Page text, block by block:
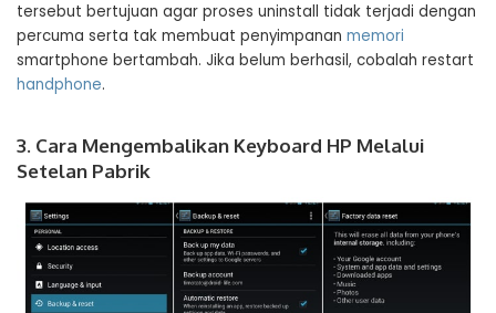
tersebut bertujuan agar proses uninstall tidak terjadi dengan
percuma serta tak membuat penyimpanan memori
smartphone bertambah. Jika belum berhasil, cobalah restart
handphone.
3. Cara Mengembalikan Keyboard HP Melalui
Setelan Pabrik